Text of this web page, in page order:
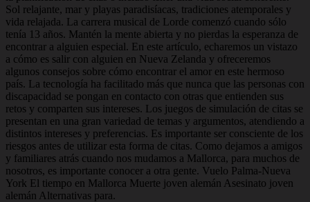
Sol relajante, mar y playas paradisíacas, tradiciones atemporales y
vida relajada. La carrera musical de Lorde comenzó cuando sólo
tenía 13 años. Mantén la mente abierta y no pierdas la esperanza de
encontrar a alguien especial. En este artículo, echaremos un vistazo
a cómo es salir con alguien en Nueva Zelanda y ofreceremos
algunos consejos sobre cómo encontrar el amor en este hermoso
país. La tecnología ha facilitado más que nunca que las personas con
discapacidad se pongan en contacto con otras que entienden sus
retos y comparten sus intereses. Los juegos de simulación de citas se
presentan en una gran variedad de temas y argumentos, atendiendo a
distintos intereses y preferencias. Es importante ser consciente de los
riesgos antes de utilizar esta forma de citas. Como dejamos a amigos
y familiares atrás cuando nos mudamos a Mallorca, para muchos de
nosotros, es importante conocer a otra gente. Vuelo Palma-Nueva
York El tiempo en Mallorca Muerte joven alemán Asesinato joven
alemán Alternativas para.